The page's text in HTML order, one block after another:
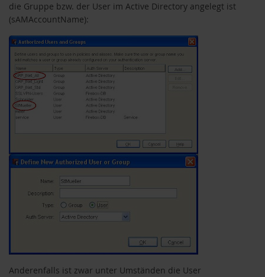
die Gruppe bzw. der User im Active Directory angelegt ist
(sAMAccountName):
Anderenfalls ist zwar unter Umständen die User